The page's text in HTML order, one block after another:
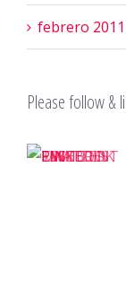
febrero 2011
Please follow &